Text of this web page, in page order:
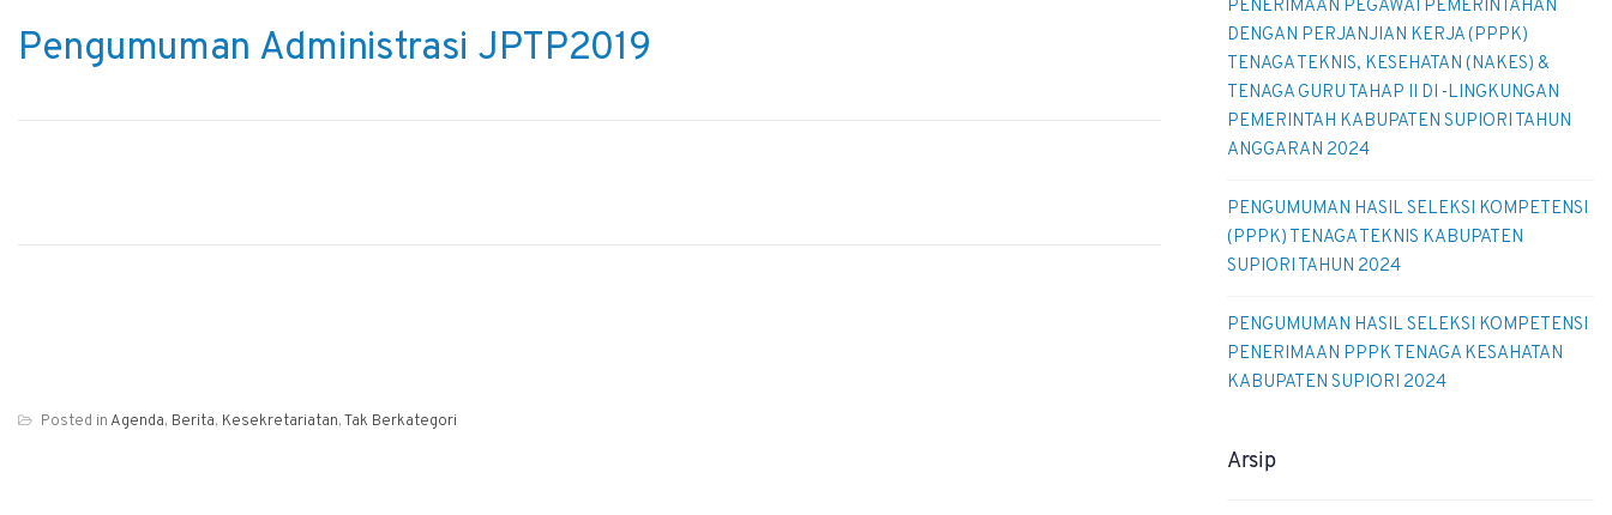
Pengumuman Administrasi JPTP2019
Posted in Agenda, Berita, Kesekretariatan,Tak Berkategori
PENERIMAAN PEGAWAI PEMERINTAHAN
DENGAN PERJANJIAN KERJA (PPPK)
TENAGA TEKNIS, KESEHATAN (NAKES) &
TENAGA GURU TAHAP II DI -LINGKUNGAN
PEMERINTAH KABUPATEN SUPIORI TAHUN
ANGGARAN 2024
PENGUMUMAN HASIL SELEKSI KOMPETENSI
(PPPK) TENAGA TEKNIS KABUPATEN
SUPIORI TAHUN 2024
PENGUMUMAN HASIL SELEKSI KOMPETENSI
PENERIMAAN PPPK TENAGA KESAHATAN
KABUPATEN SUPIORI 2024
Arsip